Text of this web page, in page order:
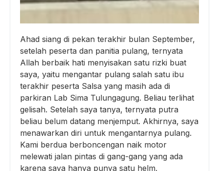
Ahad siang di pekan terakhir bulan September,
setelah peserta dan panitia pulang, ternyata
Allah berbaik hati menyisakan satu rizki buat
saya, yaitu mengantar pulang salah satu ibu
terakhir peserta Salsa yang masih ada di
parkiran Lab Sima Tulungagung. Beliau terlihat
gelisah. Setelah saya tanya, ternyata putra
beliau belum datang menjemput. Akhirnya, saya
menawarkan diri untuk mengantarnya pulang.
Kami berdua berboncengan naik motor
melewati jalan pintas di gang-gang yang ada
karena saya hanya punya satu helm.